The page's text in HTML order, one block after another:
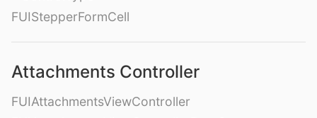
FUIStepperFormCell
Attachments Controller
FUIAttachmentsViewController